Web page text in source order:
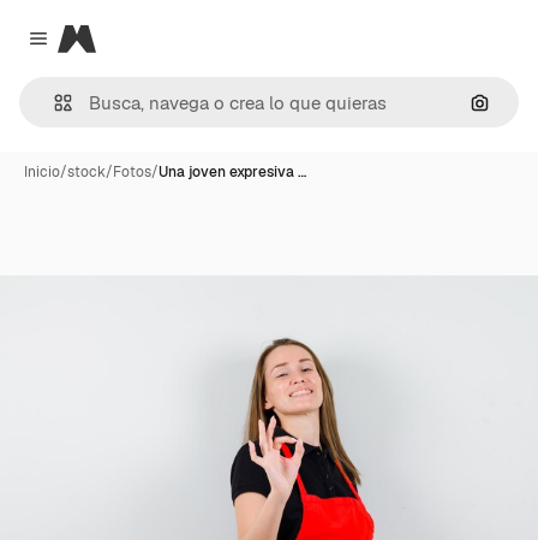
Close menu
Magnific
Inicio/stock/Fotos/Una joven expresiva …